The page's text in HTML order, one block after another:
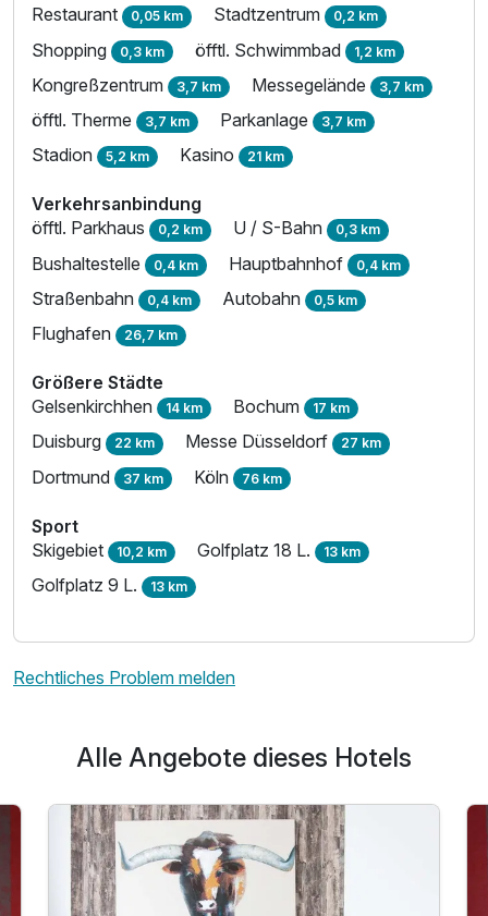
Restaurant 0,05 km Stadtzentrum 0,2 km
Shopping 0,3 km öfftl. Schwimmbad 1,2 km
Kongreßzentrum 3,7 km Messegelände 3,7 km
öfftl. Therme 3,7 km Parkanlage 3,7 km
Stadion 5,2 km Kasino 21 km
Verkehrsanbindung
öfftl. Parkhaus 0,2 km U / S-Bahn 0,3 km
Bushaltestelle 0,4 km Hauptbahnhof 0,4 km
Straßenbahn 0,4 km Autobahn 0,5 km
Flughafen 26,7 km
Größere Städte
Gelsenkirchhen 14 km Bochum 17 km
Duisburg 22 km Messe Düsseldorf 27 km
Dortmund 37 km Köln 76 km
Sport
Skigebiet 10,2 km Golfplatz 18 L. 13 km
Golfplatz 9 L. 13 km
Rechtliches Problem melden
Alle Angebote dieses Hotels